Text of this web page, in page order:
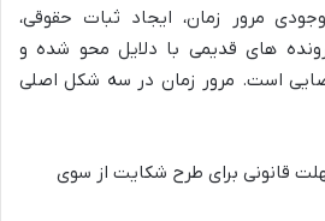
مرور زمان، ایجاد ثبات حقوقی،
های قدیمی با دلایل محو شده و
است. مرور زمان در سه شکل اصلی
قانونی برای طرح شکایت از سوی